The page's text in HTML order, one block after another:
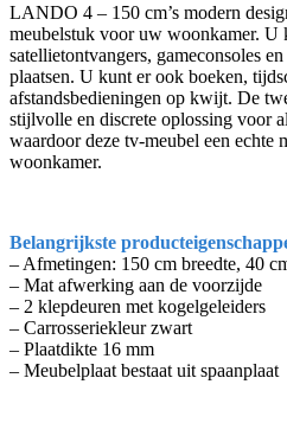
LANDO 4 – 150 cm’s modern
meubelstuk voor uw woonkamer. U
satellietontvangers, gameconsoles
plaatsen. U kunt er ook boeken,
afstandsbedieningen op kwijt. De
stijlvolle en discrete oplossing voor
waardoor deze tv-meubel een echte
woonkamer.
Belangrijkste
– Afmetingen: 150 cm breedte, 40
– Mat afwerking aan de voorzijde
– 2 klepdeuren met kogelgeleiders
– Carrosseriekleur zwart
– Plaatdikte 16 mm
– Meubelplaat bestaat uit spaanplaat